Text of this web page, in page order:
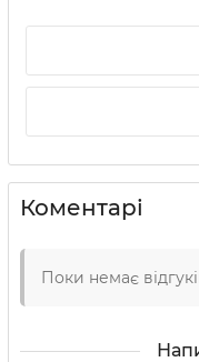
Коментарі
Поки немає